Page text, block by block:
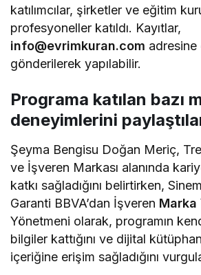
katılımcılar, şirketler ve eğitim
profesyoneller katıldı. Kayıtlar,
info@evrimkuran.com
gönderilerek yapılabilir.
Programa katılan bazı
deneyimlerini
Şeyma Bengisu Doğan Meriç,
ve İşveren Markası alanında
katkı sağladığını belirtirken,
Garanti BBVA’dan İşveren Marka
Yönetmeni olarak, programın
bilgiler kattığını ve dijital
içeriğine erişim sağladığını